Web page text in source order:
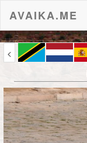
AVAIKA.ME
<